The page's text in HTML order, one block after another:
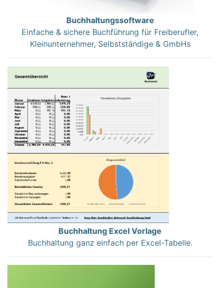
Buchhaltungssoftware
Einfache & sichere Buchführung für Freiberufler,
Kleinunternehmer, Selbstständige & GmbHs
Buchhaltung Excel Vorlage
Buchhaltung ganz einfach per Excel-Tabelle.